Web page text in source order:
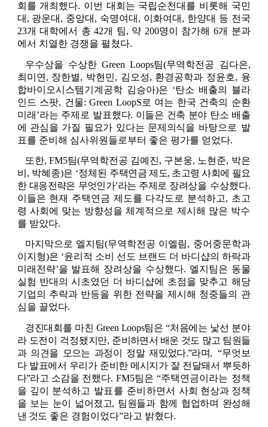
회를 개최했다. 이번 대회는 국립순천대를 비롯해 국민
대 , 광운대 , 중앙대 , 숙명여대 , 이화여대 ,
23개 대학에서 총 42개 팀, 약 200명이 참가해 6개 분과
에서 치열한 경쟁을 펼쳤다.
우수상을 수상한 Green Loops팀(무역학전공 김다은
최미연 , 장한별, 박현민, 김오성, 환경공학과 정윤호, 융
합바이오시스템기계공학 김승아)은 ‘탄소 배출의 블라
인드 스팟, 건물: Green LoopS로 여는 한국 건축의 순환
미래 ’라는 주제로 발표했다. 이들은 건축 분야 탄소 배출
에 관심을 가질 필요가 있다는 문제의식을 바탕으로 발
표를 준비해 심사위원들로부터 좋은 평가를 얻었다.
또한, FM5팀(무역학전공 김예진, 구본웅, 노현준, 박은
비 , 박혜종)은 ‘정체된 주택연금 제도, 초고령 사회에 필요
한 대응전략은 무엇인가’라는 주제로 장려상을 수상했다
이들은 현재 주택연금 제도를 다각도로 분석하고, 초고
령 사회에 맞는 방향성을 체계적으로 제시해 많은 박수
를 받았다.
마지막으로 엘지팀(무역학전공 이엘림, 중어중문학과
이지형)은 ‘윤리적 소비 선도 브랜드 더 바디샵의 하락과
미래전략’을 발표해 장려상을 수상했다. 엘지팀은 동물
실험 반대의 시초였던 더 바디샵에 초점을 맞추고 해당
기업의 추락과 반등을 위한 전략을 제시해 청중들의 관
심을 끌었다.
경진대회를 마친 Green Loops팀은 “처음에는 낯선 분야
라 도전이 걱정됐지만, 준비하면서 배운 것도 많고 팀원들
과 의견을 모으는 과정이 정말 재밌었다.”라며, “무엇보
다 발표에서 우리가 준비한 메시지가 잘 전달돼서 뿌듯하
다”라고 소감을 전했다. FM5팀은 “주택연금이라는 정책
을 깊이 분석하고 발표를 준비하면서 사회 현상과 정책
을 보는 눈이 넓어졌고, 팀원들과 함께 협업하며 완성해
낸 것도 좋은 경험이었다”라고 밝혔다.